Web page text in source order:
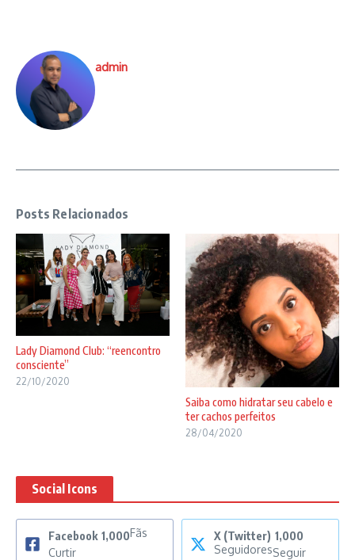
admin
Posts Relacionados
Lady Diamond Club: “reencontro
consciente”
22/10/2020
Saiba como hidratar seu cabelo e
ter cachos perfeitos
28/04/2020
Social Icons
Facebook 1,000Fãs
Curtir
X (Twitter) 1,000
SeguidoresSeguir